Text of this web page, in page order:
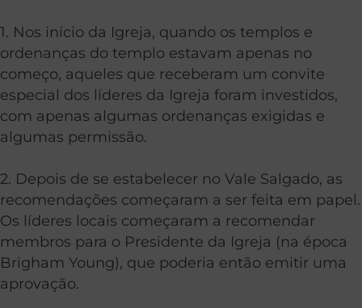
1. Nos início da Igreja, quando os templos e
ordenanças do templo estavam apenas no
começo, aqueles que receberam um convite
especial dos líderes da Igreja foram investidos,
com apenas algumas ordenanças exigidas e
algumas permissão.
2. Depois de se estabelecer no Vale Salgado, as
recomendações começaram a ser feita em papel.
Os líderes locais começaram a recomendar
membros para o Presidente da Igreja (na época
Brigham Young), que poderia então emitir uma
aprovação.